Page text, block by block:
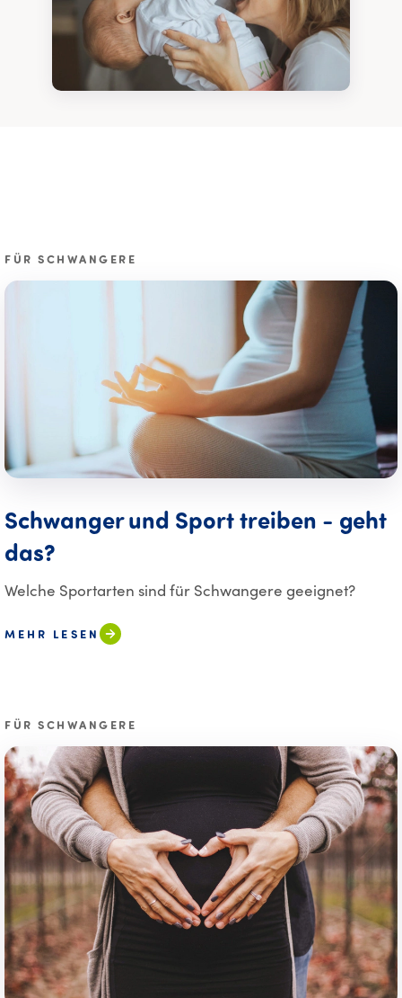
FÜR SCHWANGERE
Schwanger und Sport treiben - geht
das?
Welche Sportarten sind für Schwangere geeignet?
MEHR LESEN
FÜR SCHWANGERE